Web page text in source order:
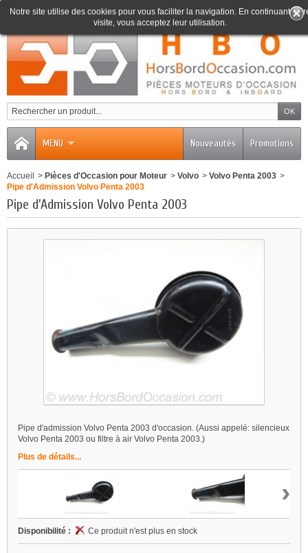
0
MENU Promotions
Nouveautés
Notre site utilise des cookies pour vous faciliter la navigation. En continuant
visite, vous acceptez leur utilisation.
Accueil > Pièces d'Occasion pour Moteur > Volvo > Volvo Penta 2003 >
Pipe d'Admission Volvo Penta 2003
Pipe d'Admission Volvo Penta 2003
Pipe d'admission Volvo Penta 2003 d'occasion. (Aussi appelé: silencieux
Volvo Penta 2003 ou filtre à air Volvo Penta 2003.)
Plus de détails...
›
Disponibilité : Ce produit n'est plus en stock